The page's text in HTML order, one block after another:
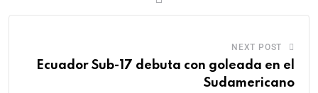
NEXT POST
Ecuador Sub-17 debuta con goleada en el
Sudamericano